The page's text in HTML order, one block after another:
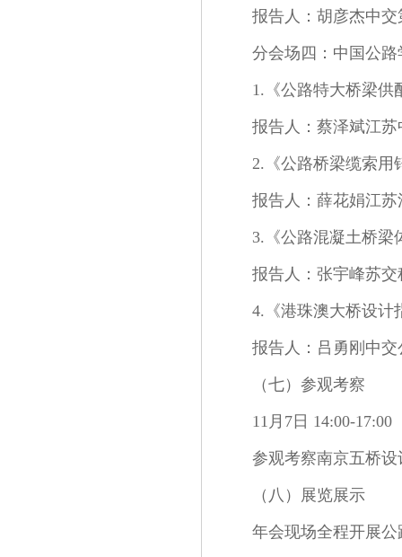
报告人：胡彦杰中
分会场四：中国公
1.《公路特大桥梁供
报告人：蔡泽斌江
2.《公路桥梁缆索用
报告人：薛花娟江
3.《公路混凝土桥梁
报告人：张宇峰苏
4.《港珠澳大桥设计
报告人：吕勇刚中
（七）参观考察
11月7日 14:00-17:00
参观考察南京五桥
（八）展览展示
年会现场全程开展